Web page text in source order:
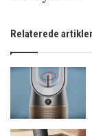
Relaterede artikler